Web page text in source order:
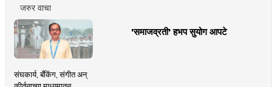
जरुर वाचा
'समाजव्रती' हभप सुयोग आपटे
संघकार्य, बँकिंग, संगीत अन्